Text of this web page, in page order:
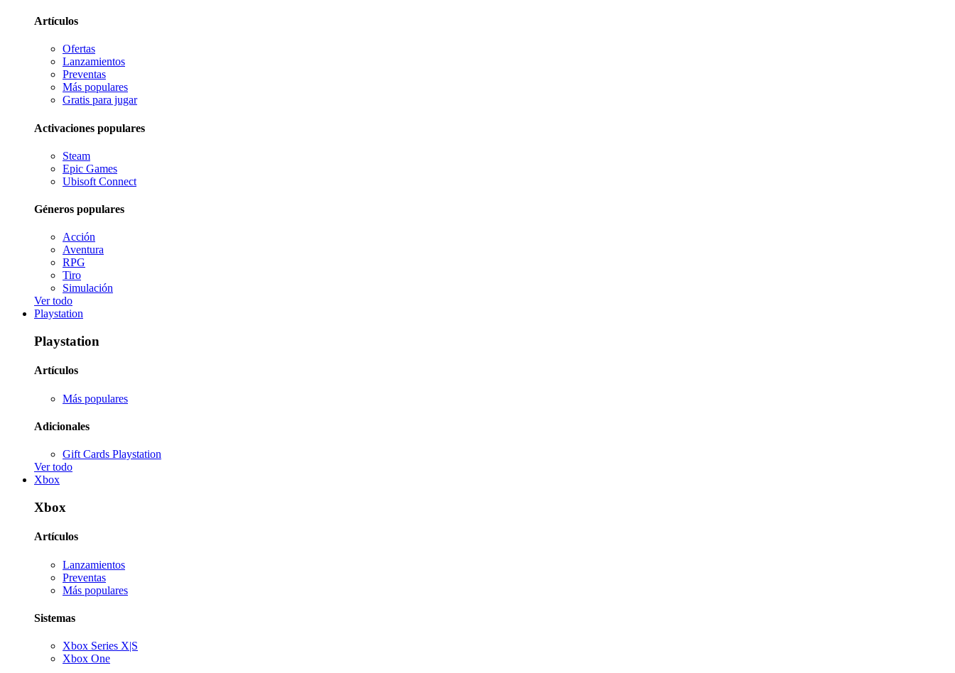
Artículos
Ofertas
Lanzamientos
Preventas
Más populares
Gratis para jugar
Activaciones populares
Steam
Epic Games
Ubisoft Connect
Géneros populares
Acción
Aventura
RPG
Tiro
Simulación
Ver todo
Playstation
Playstation
Artículos
Más populares
Adicionales
Gift Cards Playstation
Ver todo
Xbox
Xbox
Artículos
Lanzamientos
Preventas
Más populares
Sistemas
Xbox Series X|S
Xbox One